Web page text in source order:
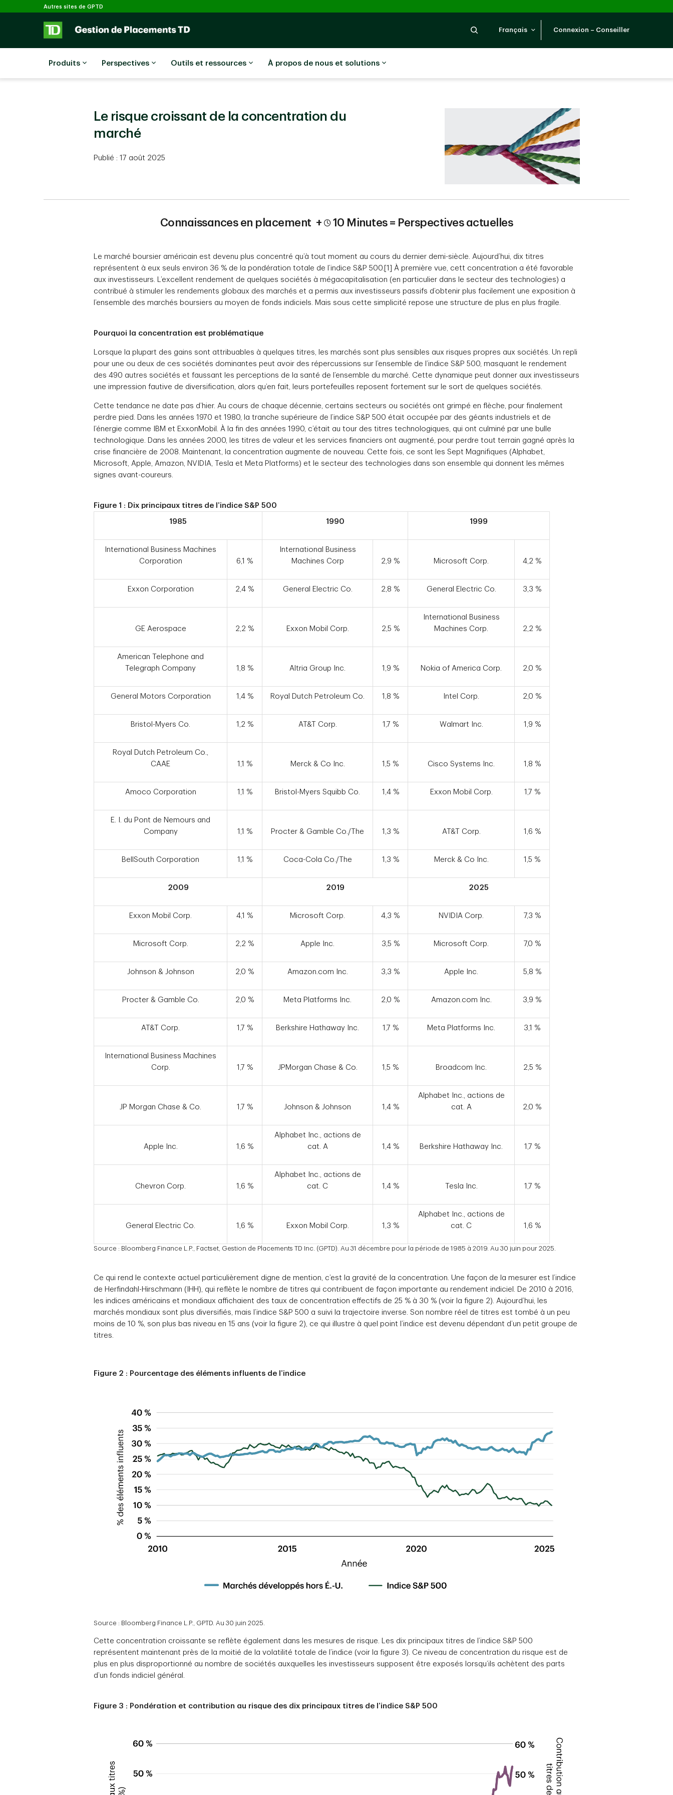
Passer au contenu principal
Autres sites de GPTD
Recherche
Français Connexion – Conseiller
Produits Perspectives Outils et ressources À propos de nous et solutions
Le risque croissant de la concentration du
marché
Publié : 17 août 2025
Connaissances en placement + 10 Minutes = Perspectives actuelles
Le marché boursier américain est devenu plus concentré qu’à tout moment au cours du dernier demi-siècle. Aujourd’hui, dix titres
représentent à eux seuls environ 36 % de la pondération totale de l’indice S&P 500.[1] À première vue, cett concentration a été favorable
aux investisseurs. L’excellent rendement de quelques sociétés à mégacapitalisation (en particulier dans le secteur des technologies) a
contribué à stimuler les rendements globaux des marchés et a permis aux investisseurs passifs d’obtenir plus facilement une exposition à
l’ensemble des marchés boursiers au moyen de fonds indiciels. Mais sous cette simplicité repose une structure de plus en plus fragile.
Pourquoi la concentration est problématique
Lorsque la plupart des gains sont attribuables à quelques titres, les marchés sont plus sensibles aux risques propres aux sociétés. Un repli
pour une ou deux de ces sociétés dominantes peut avoir des répercussions sur l’ensemble de l’indice S&P 500, masquant le rendement
des 490 autres sociétés et faussant les perceptions de la santé de l’ensemble du marché. Cette dynamique peut donner aux investisseurs
une impression fautive de diversification, alors qu’en fait, leurs portefeuilles reposent fortement sur le sort de quelques sociétés.
Cette tendance ne date pas d’hier. Au cours de chaque décennie, certains secteurs ou sociétés ont grimpé en flèche, pour finalement
perdre pied. Dans les années 1970 et 1980, la tranche supérieure de l’indice S&P 500 était occupée par des géants industriels et de
l’énergie comme IBM et ExxonMobil. À la fin des années 1990, c’était au tour des titres technologiques, qui ont culminé par une bulle
technologique. Dans les années 2000, les titres de valeur et les services financiers ont augmenté, pour perdre tout terrain gagné après la
crise financière de 2008. Maintenant, la concentration augmente de nouveau. Cette fois, ce sont les Sept Magnifiques (Alphabet,
Microsoft, Apple, Amazon, NVIDIA, Tesla et Meta Platforms) et le secteur des technologies dans son ensemble qui donnent les mêmes
signes avant-coureurs.
Figure 1 : Dix principaux titres de l’indice S&P 500
1985 1990 1999
International Business Machines
Corporation
6,1 %
International Business
Machines Corp
2,9 % Microsoft Corp. 4,2 %
Exxon Corporation 2,4 % General Electric Co. 2,8 % General Electric Co. 3,3 %
GE Aerospace 2,2 % Exxon Mobil Corp. 2,5 %
International Business
Machines Corp.
2,2 %
American Telephone and
Telegraph Company
1,8 % Altria Group Inc. 1,9 % Nokia of America Corp. 2,0 %
General Motors Corporation 1,4 % Royal Dutch Petroleum Co. 1,8 % Intel Corp. 2,0 %
Bristol-Myers Co. 1,2 % AT&T Corp. 1,7 % Walmart Inc. 1,9 %
Royal Dutch Petroleum Co.,
CAAE
1,1 % Merck & Co Inc. 1,5 % Cisco Systems Inc. 1,8 %
Amoco Corporation 1,1 % Bristol-Myers Squibb Co. 1,4 % Exxon Mobil Corp. 1,7 %
E. I. du Pont de Nemours and
Company
1,1 % Procter & Gamble Co./The 1,3 % AT&T Corp. 1,6 %
BellSouth Corporation 1,1 % Coca-Cola Co./The 1,3 % Merck & Co Inc. 1,5 %
2009 2019 2025
Exxon Mobil Corp. 4,1 % Microsoft Corp. 4,3 % NVIDIA Corp. 7,3 %
Microsoft Corp. 2,2 % Apple Inc. 3,5 % Microsoft Corp. 7,0 %
Johnson & Johnson 2,0 % Amazon.com Inc. 3,3 % Apple Inc. 5,8 %
Procter & Gamble Co. 2,0 % Meta Platforms Inc. 2,0 % Amazon.com Inc. 3,9 %
AT&T Corp. 1,7 % Berkshire Hathaway Inc. 1,7 % Meta Platforms Inc. 3,1 %
International Business Machines
Corp.
1,7 % JPMorgan Chase & Co. 1,5 % Broadcom Inc. 2,5 %
JP Morgan Chase & Co. 1,7 % Johnson & Johnson 1,4 %
Alphabet Inc., actions de
cat. A
2,0 %
Apple Inc. 1,6 %
Alphabet Inc., actions de
cat. A
1,4 % Berkshire Hathaway Inc. 1,7 %
Chevron Corp. 1,6 %
Alphabet Inc., actions de
cat. C
1,4 % Tesla Inc. 1,7 %
General Electric Co. 1,6 % Exxon Mobil Corp. 1,3 %
Alphabet Inc., actions de
cat. C
1,6 %
Source : Bloomberg Finance L.P., Factset, Gestion de Placements TD Inc. (GPTD). Au 31 décembre pour la période de 1985 à 2019. Au 30 juin pour 2025.
Ce qui rend le contexte actuel particulièrement digne de mention, c’est la gravité de la concentration. Une façon de la mesurer est l’indice
de Herfindahl-Hirschmann (IHH), qui reflète le nombre de titres qui contribuent de façon importante au rendement indiciel. De 2010 à 2016,
les indices américains et mondiaux affichaient des taux de concentration effectifs de 25 % à 30 % (voir la figure 2). Aujourd’hui, les
marchés mondiaux sont plus diversifiés, mais l’indice S&P 500 a suivi la trajectoire inverse. Son nombre réel de titres est tombé à un peu
moins de 10 %, son plus bas niveau en 15 ans (voir la figure 2), ce qui illustre à quel point l’indice est devenu dépendant d’un petit groupe de
titres.
Figure 2 : Pourcentage des éléments influents de l’indice
Source : Bloomberg Finance L.P., GPTD. Au 30 juin 2025.
Cette concentration croissante se reflète également dans les mesures de risque. Les dix principaux titres de l’indice S&P 500
représentent maintenant près de la moitié de la volatilité totale de l’indice (voir la figure 3). Ce niveau de concentration du risque est de
plus en plus disproportionné au nombre de sociétés auxquelles les investisseurs supposent être exposés lorsqu’ils achètent des parts
d’un fonds indiciel général.
Figure 3 : Pondération et contribution au risque des dix principaux titres de l’indice S&P 500